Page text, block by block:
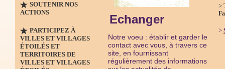
SOUTENIR NOS
ACTIONS
PARTICIPEZ À
VILLES ET VILLAGES
ÉTOILÉS ET
TERRITOIRES DE
VILLES ET VILLAGES
Echanger
Notre voeu : établir et garder le
contact avec vous, à travers ce
site, en fournissant
régulièrement des informations
>
>